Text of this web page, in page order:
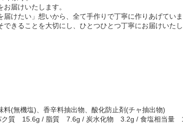
届けいたします。
けたい」想いから、全て手作りで丁寧に作りあげてい
きることを大切にし、ひとつひとつ丁寧にお届けいた
料(無機塩)、香辛料抽出物、酸化防止剤(チャ抽出物)
ク質 15.6g / 脂質 7.6g / 炭水化物 3.2g / 食塩相当